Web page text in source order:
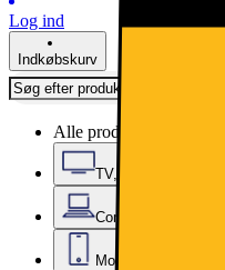
Log ind
Indkøbskurv
Alle produkter
TV, Lyd & Smart
Computer & Kontor
Mobil, Tablet &